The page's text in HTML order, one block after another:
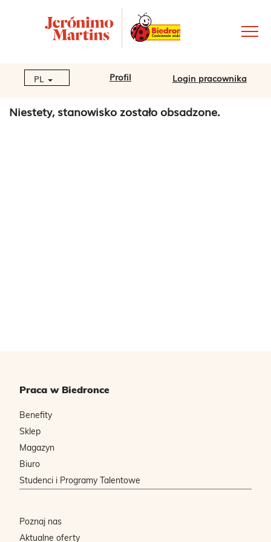
PL Profil Login pracownika
Niestety, stanowisko zostało obsadzone.
Praca w Biedronce
Benefity
Sklep
Magazyn
Biuro
Studenci i Programy Talentowe
Poznaj nas
Aktualne oferty